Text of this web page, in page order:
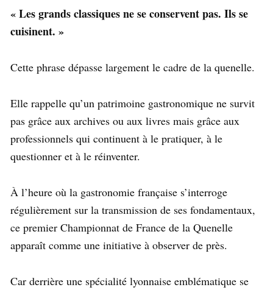
« Les grands classiques ne se conservent pas. Ils se
cuisinent. »
Cette phrase dépasse largement le cadre de la quenelle.
Elle rappelle qu’un patrimoine gastronomique ne survit
pas grâce aux archives ou aux livres mais grâce aux
professionnels qui continuent à le pratiquer, à le
questionner et à le réinventer.
À l’heure où la gastronomie française s’interroge
régulièrement sur la transmission de ses fondamentaux,
ce premier Championnat de France de la Quenelle
apparaît comme une initiative à observer de près.
Car derrière une spécialité lyonnaise emblématique se